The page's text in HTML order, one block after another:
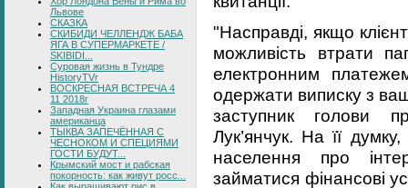
Львове
СКАЗКА
СКИБИДИ ЧЕЛЛЕНДЖ БАБА
ЯГА В СУПЕРМАРКЕТЕ /
SKIBIDI...
Суровая жизнь в Тундре
HistoryTVr
ВОСКРЕСНАЯ ВСТРЕЧА 4
11 2018г
Западная Украина глазами
американца
ТЫКВА ЗАПЕЧЁННАЯ С
ЧЕСНОКОМ И СПЕЦИЯМИ
ГОСТИ БУДУТ...
Крымский мост и рабская
покорность: как живут росс...
"Насправді, якщо
можливість втрати
електронним
одержати виписку з
заступник голови
Лук’янчук. На її
населення про
займатися фінансові